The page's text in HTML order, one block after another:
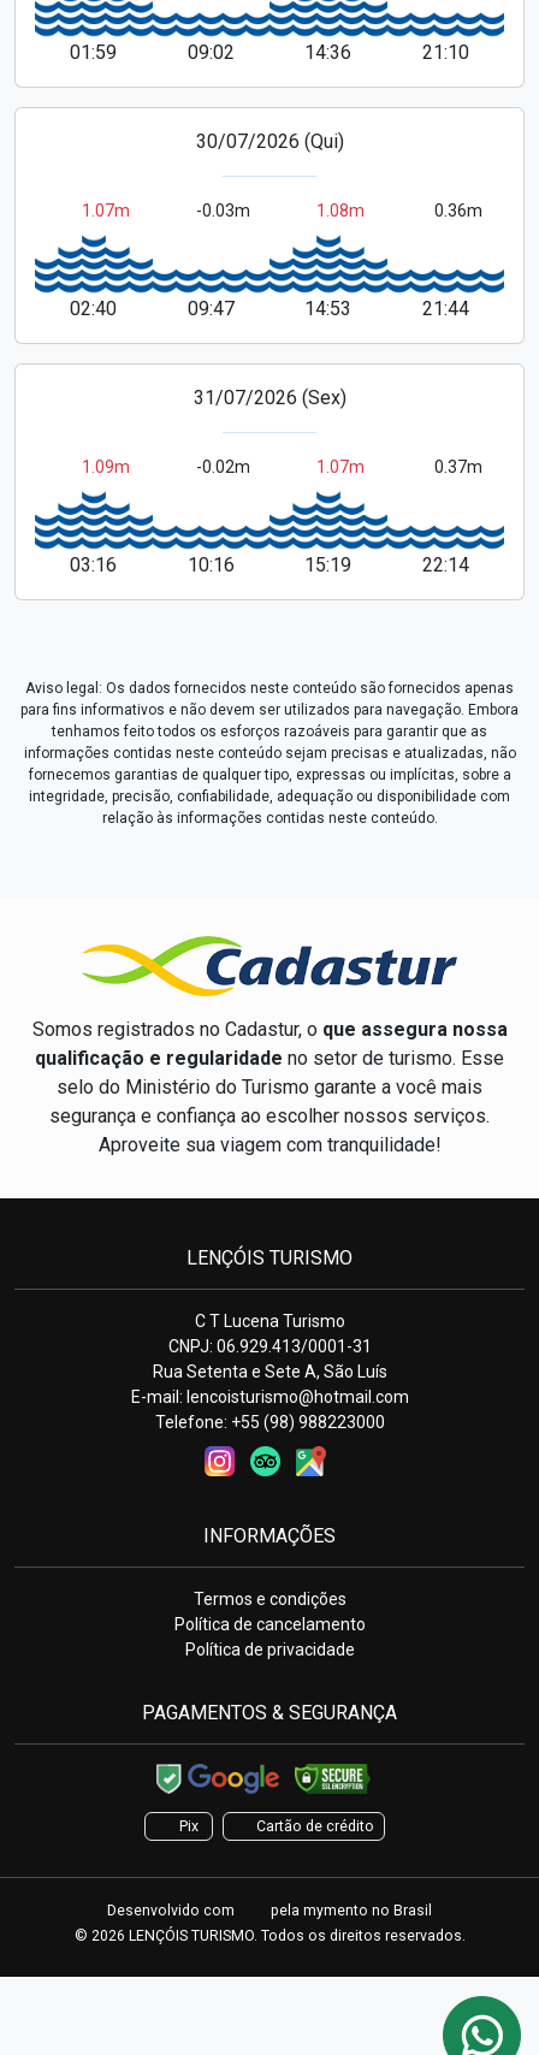
01:59 09:02 14:36 21:10
30/07/2026 (Qui)
1.07m
02:40
-0.03m
09:47
1.08m
14:53
0.36m
21:44
31/07/2026 (Sex)
1.09m
03:16
-0.02m
10:16
1.07m
15:19
0.37m
22:14
Aviso legal: Os dados fornecidos neste conteúdo são fornecidos apenas
para fins informativos e não devem ser utilizados para navegação. Embora
tenhamos feito todos os esforços razoáveis para garantir que as
informações contidas neste conteúdo sejam precisas e atualizadas, não
fornecemos garantias de qualquer tipo, expressas ou implícitas, sobre a
integridade, precisão, confiabilidade, adequação ou disponibilidade com
relação às informações contidas neste conteúdo.
Somos registrados no Cadastur, o que assegura nossa
qualificação e regularidade no setor de turismo. Esse
selo do Ministério do Turismo garante a você mais
segurança e confiança ao escolher nossos serviços.
Aproveite sua viagem com tranquilidade!
LENÇÓIS TURISMO
C T Lucena Turismo
CNPJ: 06.929.413/0001-31
Rua Setenta e Sete A, São Luís
E-mail: lencoisturismo@hotmail.com
Telefone: +55 (98) 988223000
INFORMAÇÕES
Termos e condições
Política de cancelamento
Política de privacidade
PAGAMENTOS & SEGURANÇA
Pix Cartão de crédito
Desenvolvido com pela mymento no Brasil
© 2026 LENÇÓIS TURISMO. Todos os direitos reservados.